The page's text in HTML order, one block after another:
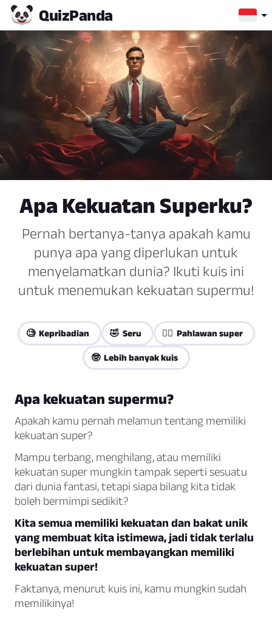
QuizPanda
Apa Kekuatan Superku?
Pernah bertanya-tanya apakah kamu
punya apa yang diperlukan untuk
menyelamatkan dunia? Ikuti kuis ini
untuk menemukan kekuatan supermu!
🧐 Kepribadian 🤣 Seru 🦸‍♀️ Pahlawan super
🤓 Lebih banyak kuis
Apa kekuatan supermu?
Apakah kamu pernah melamun tentang memiliki
kekuatan super?
Mampu terbang, menghilang, atau memiliki
kekuatan super mungkin tampak seperti sesuatu
dari dunia fantasi, tetapi siapa bilang kita tidak
boleh bermimpi sedikit?
Kita semua memiliki kekuatan dan bakat unik
yang membuat kita istimewa, jadi tidak terlalu
berlebihan untuk membayangkan memiliki
kekuatan super!
Faktanya, menurut kuis ini, kamu mungkin sudah
memilikinya!